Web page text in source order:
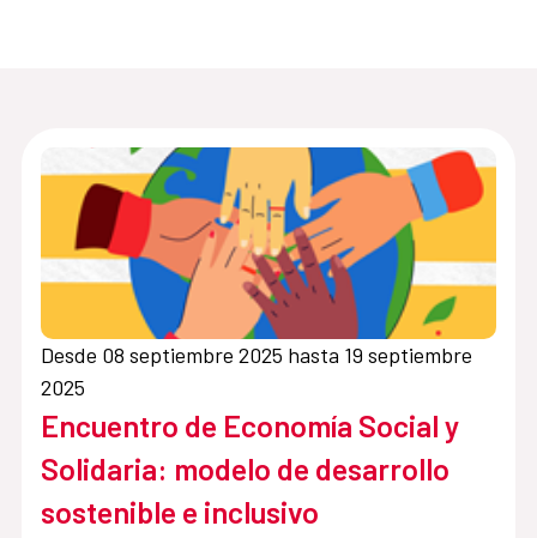
Desde 08 septiembre 2025 hasta 19 septiembre
2025
Encuentro de Economía Social y
Solidaria: modelo de desarrollo
sostenible e inclusivo